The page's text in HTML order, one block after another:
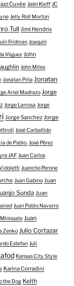
Cuvée Jaén Kieff JC
Jelly Roll Morton
Tull Jimi Hendrix
Fridman Joaquín
Iñiguez John
John Miles
Jonatan Piña Jonatan
Ariel Madrazo Jorge
Jorge Larrosa Jorge
Jorge Sanchez Jorge
José Carballido
de Pablo. José Pérez
JAF Juan Carlos
Juancho Perone
Juan Gabino Juan
Sunda Juan
Juan Pablo Navarro
Minissale Juan
Zenko Julio Cortazar
Estefan Juli
Kansas City Style
Karina Corradini
the Dog Keith